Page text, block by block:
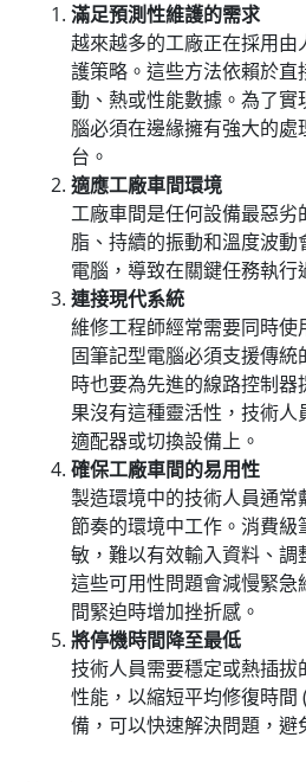
滿足預測性維護的需求
越來越多的工廠正在採用
護策略。這些方法依賴於
動、熱或性能數據。為了
腦必須在邊緣擁有強大的
台。
適應工廠車間環境
工廠車間是任何設備最惡劣
脂、持續的振動和溫度波
電腦，導致在關鍵任務執行
連接現代系統
維修工程師經常需要同時
固筆記型電腦必須支援傳統
時也要為先進的線路控制
果沒有這種靈活性，技術
適配器或切換設備上。
確保工廠車間的易用性
製造環境中的技術人員通
節奏的環境中工作。消費
敏，難以有效輸入資料、調
這些可用性問題會減慢緊
間緊迫時增加挫折感。
將停機時間降至最低
技術人員需要穩定或熱插
性能，以縮短平均修復時間
備，可以快速解決問題，避